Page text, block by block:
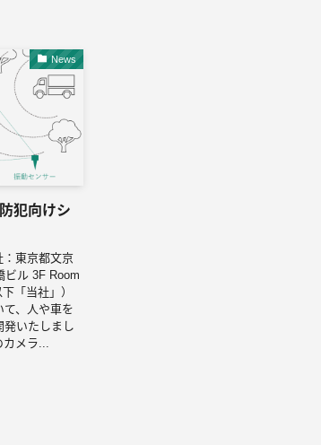
News
犯向けシ
：東京都文京
ビル 3F Room
「当社」）
、人や車を
発いたしまし
メラ...